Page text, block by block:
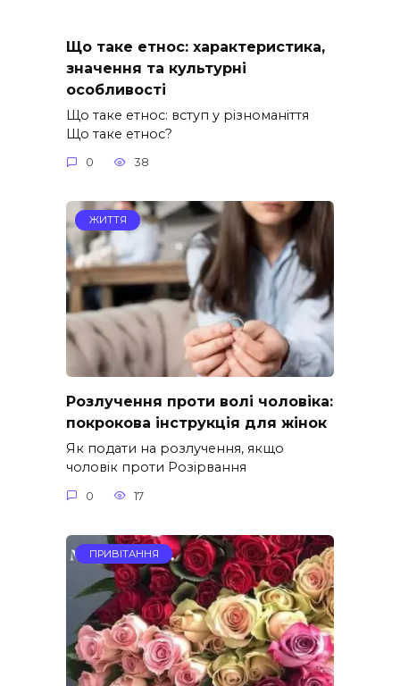
Що таке етнос: характеристика,
значення та культурні
особливості
Що таке етнос: вступ у різноманіття
Що таке етнос?
0 38
ЖИТТЯ
Розлучення проти волі чоловіка:
покрокова інструкція для жінок
Як подати на розлучення, якщо
чоловік проти Розірвання
0 17
ПРИВІТАННЯ